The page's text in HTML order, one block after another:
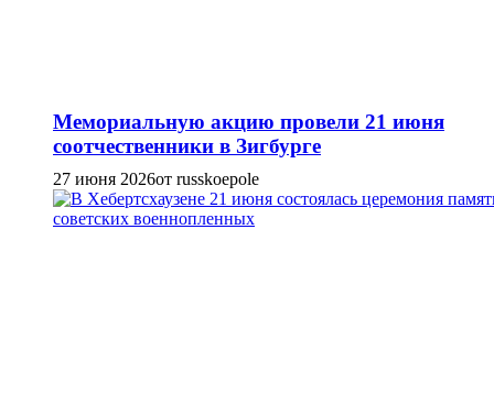
Мемориальную акцию провели 21 июня
соотчественники в Зигбурге
27 июня 2026от russkoepole